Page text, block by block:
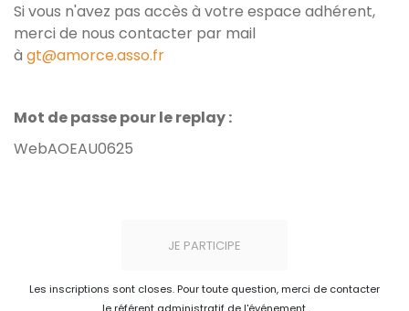
Si vous n'avez pas accès à votre espace adhérent,
merci de nous contacter par mail
à gt@amorce.asso.fr
Mot de passe pour le replay :
WebAOEAU0625
JE PARTICIPE
Les inscriptions sont closes. Pour toute question, merci de contacter
le référent administratif de l'événement.